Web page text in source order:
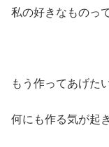
私の好きなものっ
もう作ってあげた
何にも作る気が起